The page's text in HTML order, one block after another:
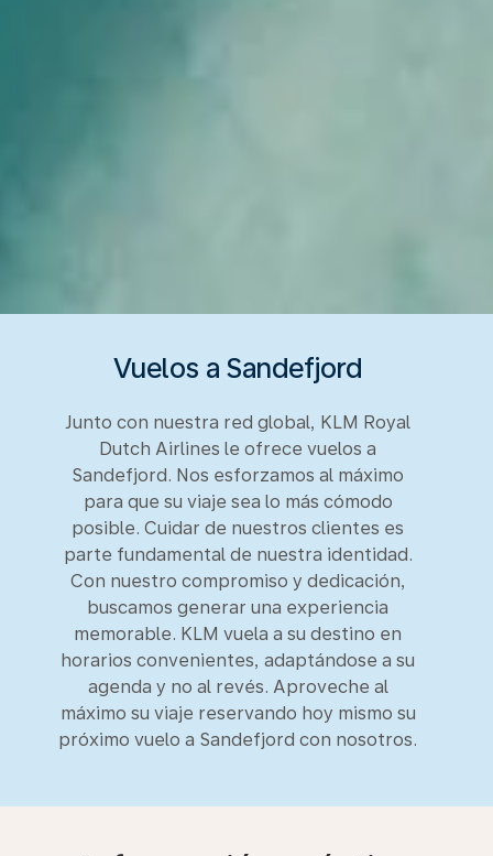
Vuelos a Sandefjord
Junto con nuestra red global, KLM Royal
Dutch Airlines le ofrece vuelos a
Sandefjord. Nos esforzamos al máximo
para que su viaje sea lo más cómodo
posible. Cuidar de nuestros clientes es
parte fundamental de nuestra identidad.
Con nuestro compromiso y dedicación,
buscamos generar una experiencia
memorable. KLM vuela a su destino en
horarios convenientes, adaptándose a su
agenda y no al revés. Aproveche al
máximo su viaje reservando hoy mismo su
próximo vuelo a Sandefjord con nosotros.